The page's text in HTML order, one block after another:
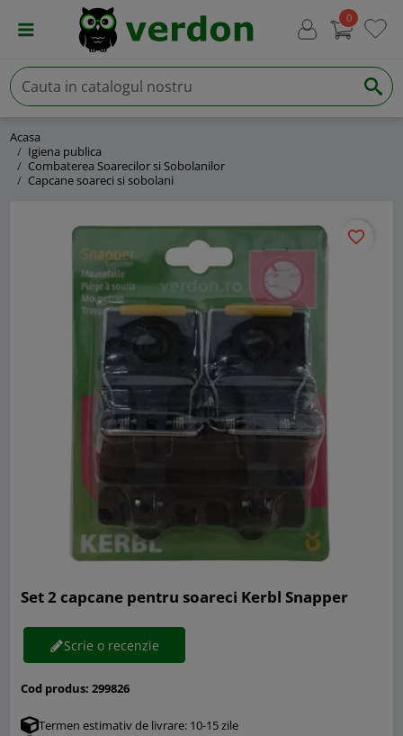
0
Acasa
Igiena publica
Combaterea Soarecilor si Sobolanilor
Capcane soareci si sobolani
favorite_border
Set 2 capcane pentru soareci Kerbl Snapper
Scrie o recenzie
Cod produs: 299826
Termen estimativ de livrare: 10-15 zile